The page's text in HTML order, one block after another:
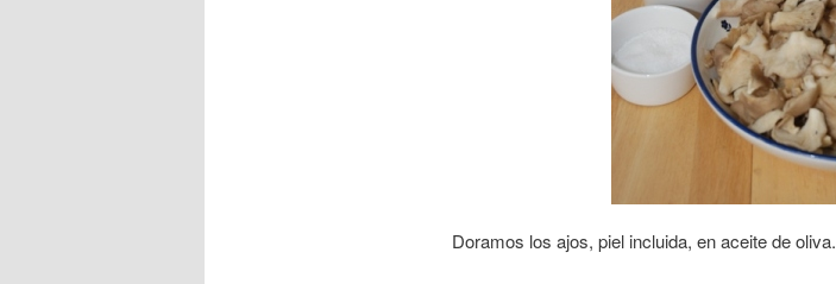
Doramos los ajos, piel incluida, en aceite de oliva.